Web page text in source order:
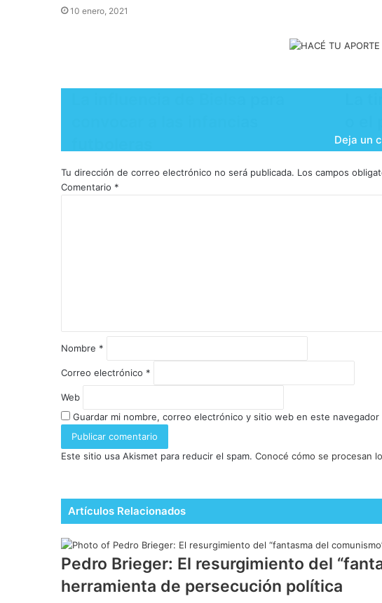
10 enero, 2021
Deja un
Tu dirección de correo electrónico no será publicada. Los campos
Comentario *
Nombre *
Correo electrónico *
Web
Guardar mi nombre, correo electrónico y sitio web en este
Este sitio usa Akismet para reducir el spam. Conocé cómo se procesan
Artículos Relacionados
Pedro Brieger: El resurgimiento del
herramienta de persecución política